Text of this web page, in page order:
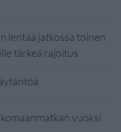
lentää jatkossa toinen
tärkeä rajoitus
vuoksi